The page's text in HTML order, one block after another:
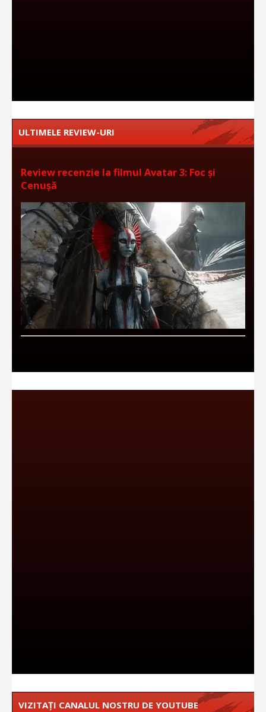
ULTIMELE REVIEW-URI
Review recenzie la filmul Avatar 3: Foc și
Cenușă
VIZITAȚI CANALUL NOSTRU DE YOUTUBE